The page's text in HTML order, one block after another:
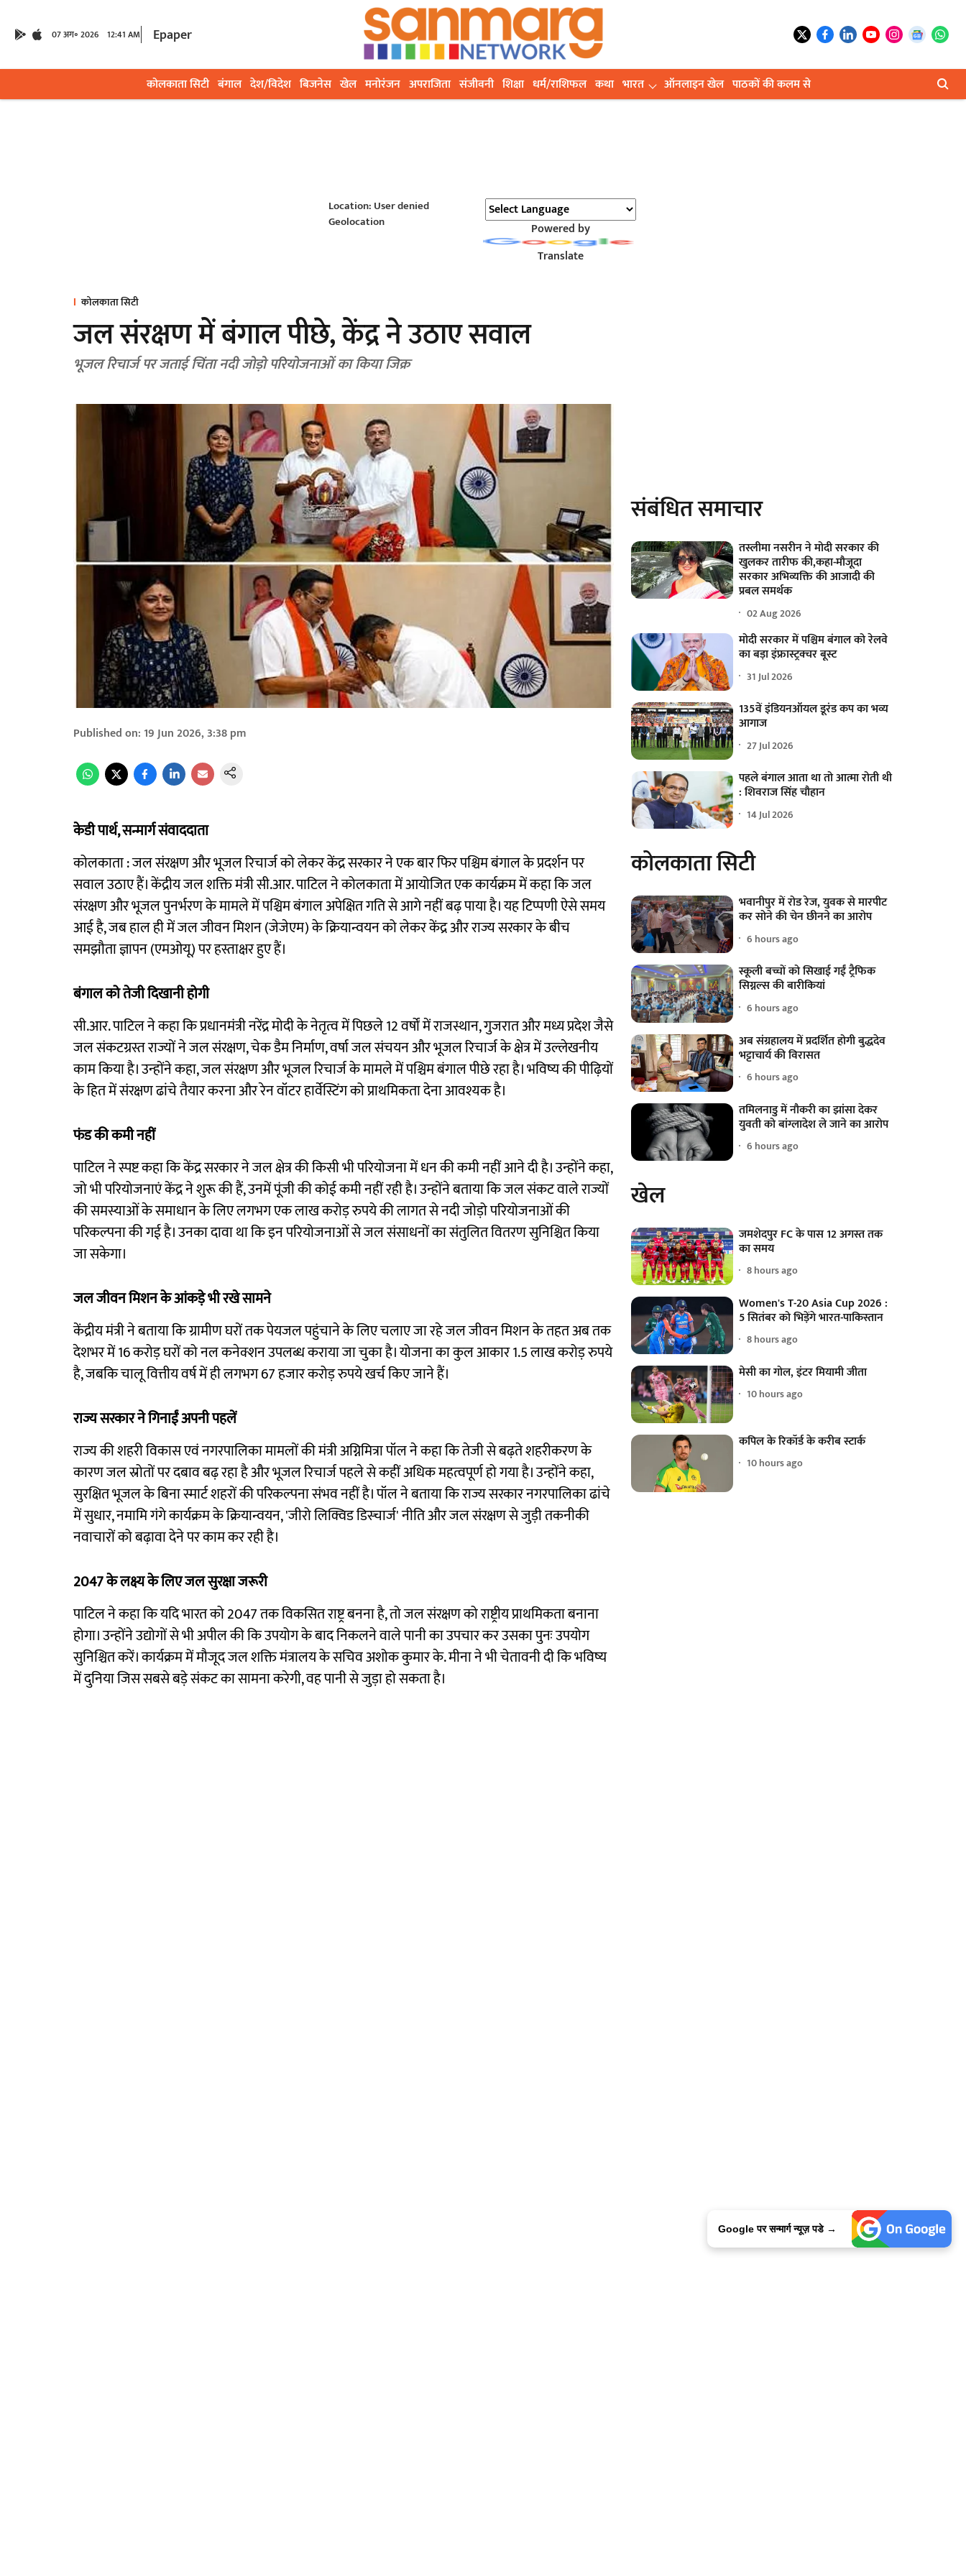
07 अग॰ 2026 12:41 AM Epaper
कोलकाता सिटी बंगाल देश/विदेश बिजनेस खेल मनोरंजन अपराजिता संजीवनी शिक्षा धर्म/राशिफल कथा भारत ऑनलाइन खेल पाठकों की कलम से
Location: User denied
Geolocation
Powered by
Translate
कोलकाता सिटी
जल संरक्षण में बंगाल पीछे, केंद्र ने उठाए सवाल
भूजल रिचार्ज पर जताई चिंता नदी जोड़ो परियोजनाओं का किया जिक्र
Published on: 19 Jun 2026, 3:38 pm
केडी पार्थ, सन्मार्ग संवाददाता
कोलकाता : जल संरक्षण और भूजल रिचार्ज को लेकर केंद्र सरकार ने एक बार फिर पश्चिम बंगाल के प्रदर्शन पर
सवाल उठाए हैं। केंद्रीय जल शक्ति मंत्री सी.आर. पाटिल ने कोलकाता में आयोजित एक कार्यक्रम में कहा कि जल
संरक्षण और भूजल पुनर्भरण के मामले में पश्चिम बंगाल अपेक्षित गति से आगे नहीं बढ़ पाया है। यह टिप्पणी ऐसे समय
आई है, जब हाल ही में जल जीवन मिशन (जेजेएम) के क्रियान्वयन को लेकर केंद्र और राज्य सरकार के बीच
समझौता ज्ञापन (एमओयू) पर हस्ताक्षर हुए हैं।
बंगाल को तेजी दिखानी होगी
सी.आर. पाटिल ने कहा कि प्रधानमंत्री नरेंद्र मोदी के नेतृत्व में पिछले 12 वर्षों में राजस्थान, गुजरात और मध्य प्रदेश जैसे
जल संकटग्रस्त राज्यों ने जल संरक्षण, चेक डैम निर्माण, वर्षा जल संचयन और भूजल रिचार्ज के क्षेत्र में उल्लेखनीय
काम किया है। उन्होंने कहा, जल संरक्षण और भूजल रिचार्ज के मामले में पश्चिम बंगाल पीछे रहा है। भविष्य की पीढ़ियों
के हित में संरक्षण ढांचे तैयार करना और रेन वॉटर हार्वेस्टिंग को प्राथमिकता देना आवश्यक है।
फंड की कमी नहीं
पाटिल ने स्पष्ट कहा कि केंद्र सरकार ने जल क्षेत्र की किसी भी परियोजना में धन की कमी नहीं आने दी है। उन्होंने कहा,
जो भी परियोजनाएं केंद्र ने शुरू की हैं, उनमें पूंजी की कोई कमी नहीं रही है। उन्होंने बताया कि जल संकट वाले राज्यों
की समस्याओं के समाधान के लिए लगभग एक लाख करोड़ रुपये की लागत से नदी जोड़ो परियोजनाओं की
परिकल्पना की गई है। उनका दावा था कि इन परियोजनाओं से जल संसाधनों का संतुलित वितरण सुनिश्चित किया
जा सकेगा।
जल जीवन मिशन के आंकड़े भी रखे सामने
केंद्रीय मंत्री ने बताया कि ग्रामीण घरों तक पेयजल पहुंचाने के लिए चलाए जा रहे जल जीवन मिशन के तहत अब तक
देशभर में 16 करोड़ घरों को नल कनेक्शन उपलब्ध कराया जा चुका है। योजना का कुल आकार 1.5 लाख करोड़ रुपये
है, जबकि चालू वित्तीय वर्ष में ही लगभग 67 हजार करोड़ रुपये खर्च किए जाने हैं।
राज्य सरकार ने गिनाईं अपनी पहलें
राज्य की शहरी विकास एवं नगरपालिका मामलों की मंत्री अग्निमित्रा पॉल ने कहा कि तेजी से बढ़ते शहरीकरण के
कारण जल स्रोतों पर दबाव बढ़ रहा है और भूजल रिचार्ज पहले से कहीं अधिक महत्वपूर्ण हो गया है। उन्होंने कहा,
सुरक्षित भूजल के बिना स्मार्ट शहरों की परिकल्पना संभव नहीं है। पॉल ने बताया कि राज्य सरकार नगरपालिका ढांचे
में सुधार, नमामि गंगे कार्यक्रम के क्रियान्वयन, 'जीरो लिक्विड डिस्चार्ज' नीति और जल संरक्षण से जुड़ी तकनीकी
नवाचारों को बढ़ावा देने पर काम कर रही है।
2047 के लक्ष्य के लिए जल सुरक्षा जरूरी
पाटिल ने कहा कि यदि भारत को 2047 तक विकसित राष्ट्र बनना है, तो जल संरक्षण को राष्ट्रीय प्राथमिकता बनाना
होगा। उन्होंने उद्योगों से भी अपील की कि उपयोग के बाद निकलने वाले पानी का उपचार कर उसका पुनः उपयोग
सुनिश्चित करें। कार्यक्रम में मौजूद जल शक्ति मंत्रालय के सचिव अशोक कुमार के. मीना ने भी चेतावनी दी कि भविष्य
में दुनिया जिस सबसे बड़े संकट का सामना करेगी, वह पानी से जुड़ा हो सकता है।
संबंधित समाचार
तस्लीमा नसरीन ने मोदी सरकार की
खुलकर तारीफ की,कहा-मौजूदा
सरकार अभिव्यक्ति की आजादी की
प्रबल समर्थक
02 Aug 2026
मोदी सरकार में पश्चिम बंगाल को रेलवे
का बड़ा इंफ्रास्ट्रक्चर बूस्ट
31 Jul 2026
135वें इंडियनऑयल डूरंड कप का भव्य
आगाज
27 Jul 2026
पहले बंगाल आता था तो आत्मा रोती थी
: शिवराज सिंह चौहान
14 Jul 2026
कोलकाता सिटी
भवानीपुर में रोड रेज, युवक से मारपीट
कर सोने की चेन छीनने का आरोप
6 hours ago
स्कूली बच्चों को सिखाई गईं ट्रैफिक
सिग्नल्स की बारीकियां
6 hours ago
अब संग्रहालय में प्रदर्शित होगी बुद्धदेव
भट्टाचार्य की विरासत
6 hours ago
तमिलनाडु में नौकरी का झांसा देकर
युवती को बांग्लादेश ले जाने का आरोप
6 hours ago
खेल
जमशेदपुर FC के पास 12 अगस्त तक
का समय
8 hours ago
Women's T-20 Asia Cup 2026 :
5 सितंबर को भिड़ेंगे भारत-पाकिस्तान
8 hours ago
मेसी का गोल, इंटर मियामी जीता
10 hours ago
कपिल के रिकॉर्ड के करीब स्टार्क
10 hours ago
Google पर सन्मार्ग न्यूज़ पडे →